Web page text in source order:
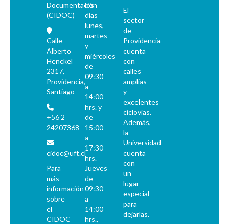
Documentación
(CIDOC)
Calle
Alberto
Henckel
2317,
Providencia,
Santiago
+56 2
24207368
cidoc@uft.cl
Para
más
información
sobre
el
CIDOC
los
días
lunes,
martes
y
miércoles
de
09:30
a
14:00
hrs. y
de
15:00
a
17:30
hrs.
Jueves
de
09:30
a
14:00
hrs.,
El
sector
de
Providencia
cuenta
con
calles
amplias
y
excelentes
ciclovías.
Además,
la
Universidad
cuenta
con
un
lugar
especial
para
dejarlas.